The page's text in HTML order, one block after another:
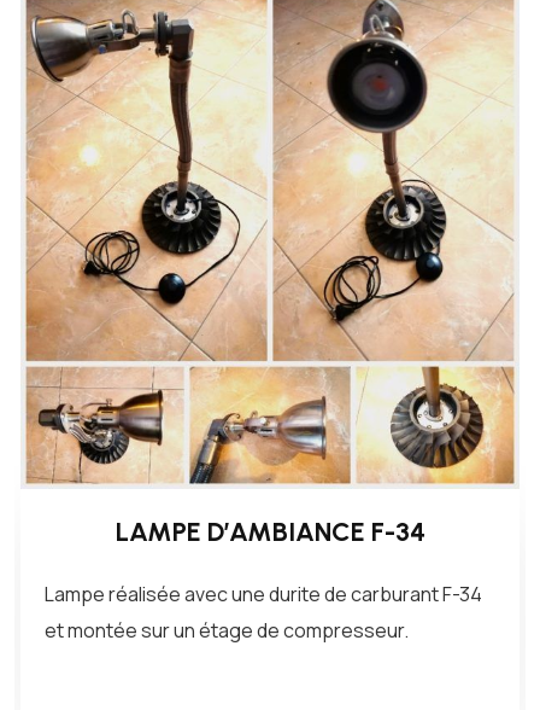
LAMPE D’AMBIANCE F-34
Lampe réalisée avec une durite de carburant F-34
et montée sur un étage de compresseur.